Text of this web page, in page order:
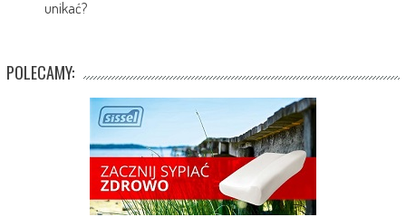
unikać?
POLECAMY: